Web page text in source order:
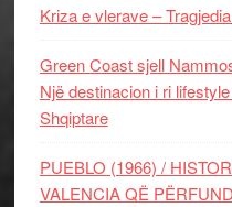
Kriza e vlerave –
Green Coast sjell
Një destinacion i ri
Shqiptare
PUEBLO (1966) /
VALENCIA QË